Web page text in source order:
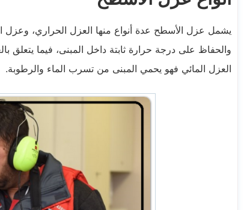
يشمل عزل الأسطح عدة أنواع منها العزل الحراري، وعزل
والحفاظ على درجة حرارة ثابتة داخل المبنى، فيما يتعلق
العزل المائي فهو يحمي المبنى من تسرب الماء والرطوبة.